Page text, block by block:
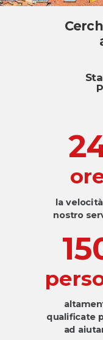
la
nostro
qualificate
ad